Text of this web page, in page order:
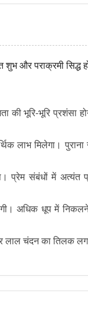
और पराक्रमी सिद्ध
की भूरि-भूरि प्रशंसा
लाभ मिलेगा।
प्रेम संबंधों में अत्यंत
अधिक धूप में
लाल चंदन का तिलक